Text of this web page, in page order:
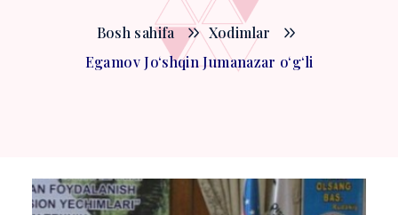
Bosh sahifa
Xodimlar
Egamov Jo‘shqin Jumanazar o‘g‘li